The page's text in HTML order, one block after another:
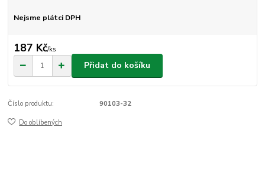
Nejsme plátci DPH
187 Kč/ks
Přidat do košíku
Číslo produktu: 90103-32
Do oblíbených